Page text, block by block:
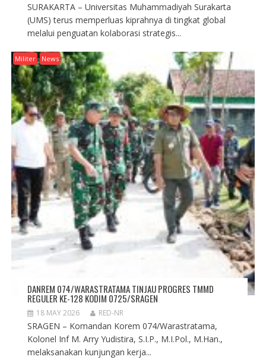
SURAKARTA – Universitas Muhammadiyah Surakarta
(UMS) terus memperluas kiprahnya di tingkat global
melalui penguatan kolaborasi strategis...
Militer News
DANREM 074/WARASTRATAMA TINJAU PROGRES TMMD
REGULER KE-128 KODIM 0725/SRAGEN
18 MAY 2026 RED-NR
SRAGEN – Komandan Korem 074/Warastratama,
Kolonel Inf M. Arry Yudistira, S.I.P., M.I.Pol., M.Han.,
melaksanakan kunjungan kerja...